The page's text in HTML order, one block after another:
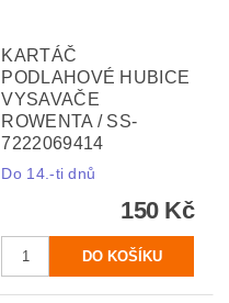
KARTÁČ
PODLAHOVÉ HUBICE
VYSAVAČE
ROWENTA / SS-
7222069414
Do 14.-ti dnů
150 Kč